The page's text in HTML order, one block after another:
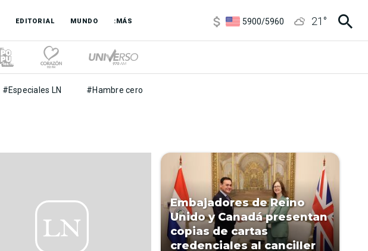
EDITORIAL MUNDO :MÁS
5900/5960
21 °
#Especiales LN #Hambre cero
Embajadores de Reino
Unido y Canadá presentan
copias de cartas
credenciales al canciller